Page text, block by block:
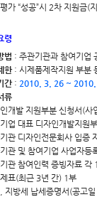
가 “성공”시 2차 지원금(
령
법 : 주관기관과 참여기업
한: 시제품제작지원 부분
간: 2010. 3. 26 ~
류
개발 지원부분 신청서(사
업 대표 디자인개발지원
관 디자인전문회사 입증
관 및 참여기업 사업자등
관 참여인력 증빙자료 각
표(최근 3년 간) 1부
방세 납세증명서(공고